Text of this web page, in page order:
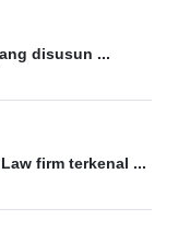
disusun ...
firm terkenal ...